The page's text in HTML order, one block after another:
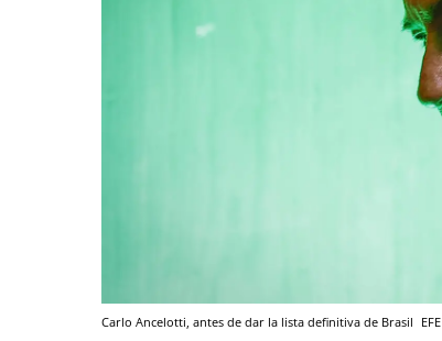
Carlo Ancelotti, antes de dar la lista definitiva de Brasil EFE